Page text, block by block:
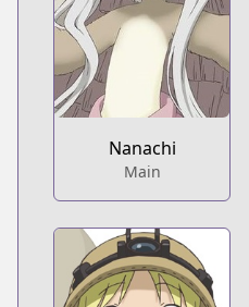
Nanachi
Main